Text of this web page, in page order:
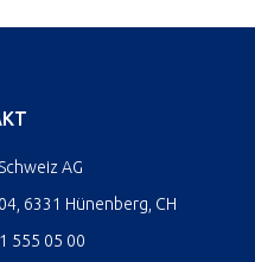
AG
6331 Hünenberg, CH
555 05 00